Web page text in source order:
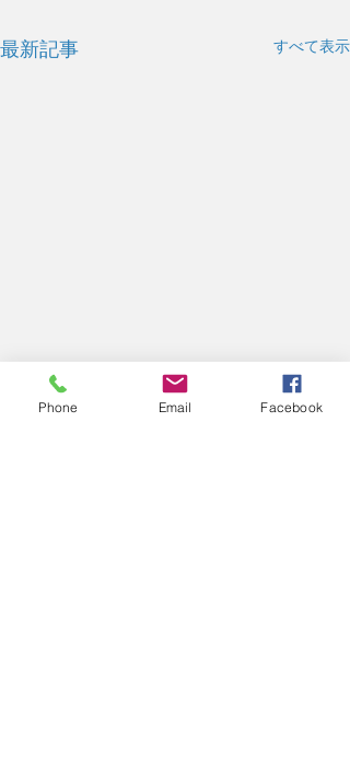
最新記事 すべて表示
Phone Email Facebook